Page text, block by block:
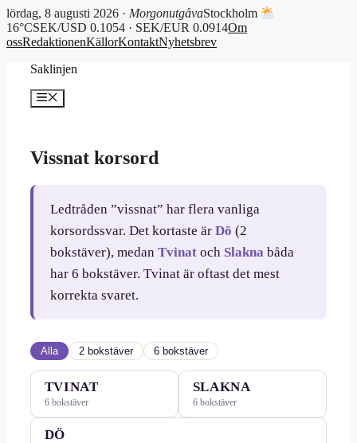
lördag, 8 augusti 2026 · MorgonutgåvaStockholm
16°CSEK/USD 0.1054 · SEK/EUR 0.0914Om
ossRedaktionenKällorKontaktNyhetsbrev
Saklinjen
Meny
Vissnat korsord
Ledtråden ”vissnat” har flera vanliga
korsordssvar. Det kortaste är Dö (2
bokstäver), medan Tvinatoch Slakna båda
har 6 bokstäver. Tvinat är oftast det mest
korrekta svaret.
Alla 2 bokstäver 6 bokstäver
TVINAT
6 bokstäver
SLAKNA
6 bokstäver
DÖ